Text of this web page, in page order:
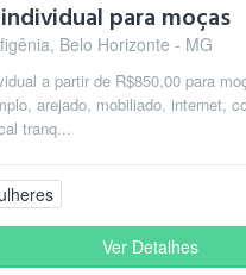
para moças
Belo Horizonte - MG
a partir de R$850,00 para
arejado, mobiliado, internet,
tranq...
Ver Detalhes